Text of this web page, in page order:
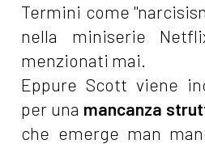
Termini come
nella miniserie
menzionati mai.
Eppure Scott viene
per una mancanza
che emerge man